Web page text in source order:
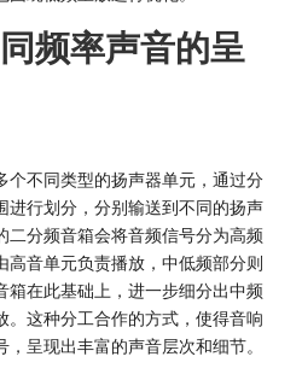
频率声音的呈
个不同类型的扬声器单元，通过分
进行划分，分别输送到不同的扬声
二分频音箱会将音频信号分为高频
高音单元负责播放，中低频部分则
箱在此基础上，进一步细分出中频
。这种分工合作的方式，使得音响
呈现出丰富的声音层次和细节。